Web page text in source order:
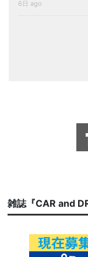
6日 ago
雑誌『CAR and